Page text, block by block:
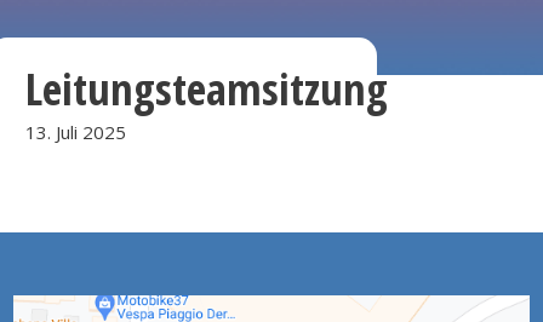
Leitungsteamsitzung
13. Juli 2025